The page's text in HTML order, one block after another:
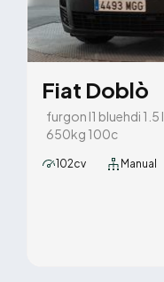
Fiat Doblò
furgon l1 bluehdi 1.5 l
650kg 100c
102cv Manual